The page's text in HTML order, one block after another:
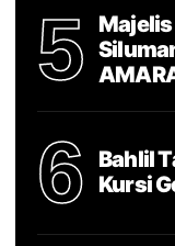
5
Majelis
6
Bahlil
Kursi